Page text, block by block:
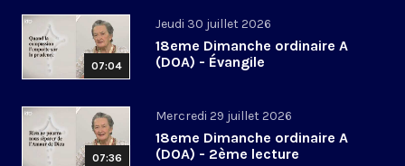
07:04
Jeudi 30 juillet 2026
18eme Dimanche ordinaire A
(DOA) - Évangile
07:36
Mercredi 29 juillet 2026
18eme Dimanche ordinaire A
(DOA) - 2ème lecture